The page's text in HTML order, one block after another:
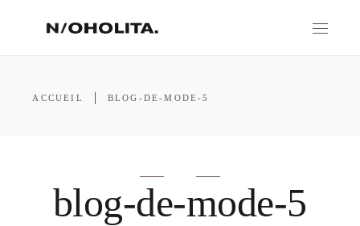
ACCUEIL BLOG-DE-MODE-5
blog-de-mode-5